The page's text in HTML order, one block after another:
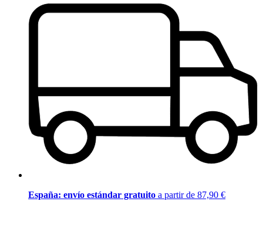
España: envío estándar gratuito a partir de 87,90 €